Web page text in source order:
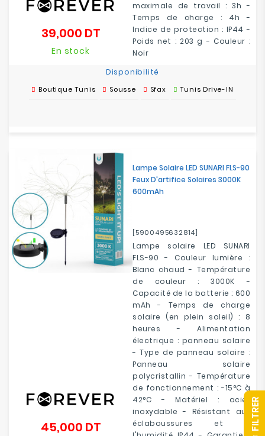
maximale de travail : 3h -
Temps de charge : 4h -
Indice de protection : IP44 -
Poids net : 203 g - Couleur :
Noir
39,000 DTPrix
En stock
Disponibilité
Boutique Tunis Sousse Sfax Tunis Drive-IN
Lampe Solaire LED SUNARI FLS-90
Feux D'artifice Solaires 3000K
600mAh
[5900495632814]
Lampe solaire LED SUNARI
FLS-90 - Couleur lumière :
Blanc chaud - Température
de couleur : 3000K -
Capacité de la batterie : 600
mAh - Temps de charge
solaire (en plein soleil) : 8
heures - Alimentation
électrique : panneau solaire
- Type de panneau solaire :
Panneau solaire
polycristallin - Température
de fonctionnement : -15°C à
42°C - Matériel : acier
inoxydable - Résistant aux
éclaboussures et à
45,000 DTPrix R